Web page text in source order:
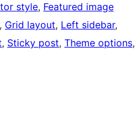
style, Featured image
, Grid layout, Left sidebar
, Sticky post, Theme options